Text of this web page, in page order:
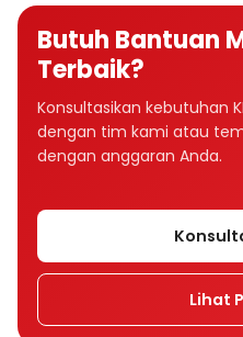
Butuh Bantuan
Terbaik?
Konsultasikan kebutuhan
dengan tim kami atau
dengan anggaran Anda.
Lihat